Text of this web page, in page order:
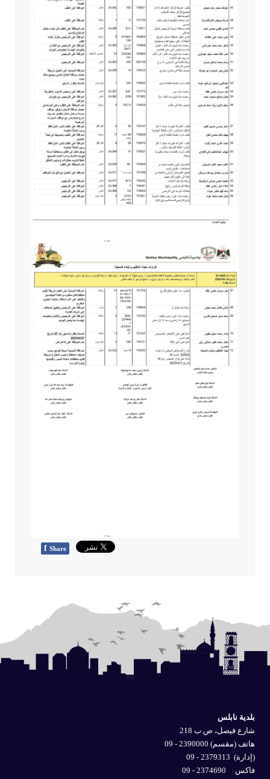
f Share
بلدية نابلس
شارع فيصل، ص.ب 218
هاتف (مقسم) 2390000 - 09
(إدارة)
فاكس 2374690 - 09